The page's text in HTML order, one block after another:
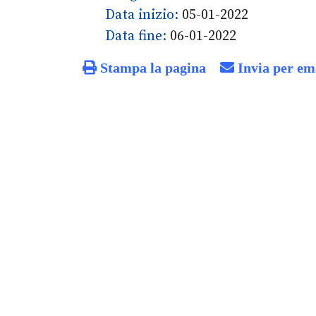
Data inizio: 05-01-2022
Data fine: 06-01-2022
Stampa la pagina Invia per